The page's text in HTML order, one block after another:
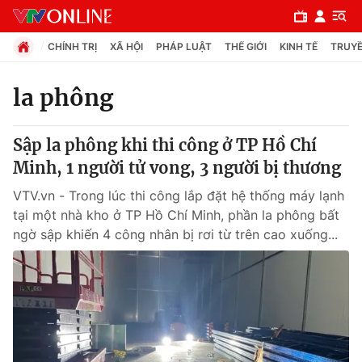
Chuyên mục
Chính trị
Xã hội
Pháp luật
Y tế
Thế giới
CHÍNH TRỊ XÃ HỘI PHÁP LUẬT THẾ GIỚI KINH TẾ
la phông
Sập la phông khi thi công ở TP Hồ Chí
Minh, 1 người tử vong, 3 người bị thương
VTV.vn - Trong lúc thi công lắp đặt hệ thống máy lạnh
tại một nhà kho ở TP Hồ Chí Minh, phần la phông bất
ngờ sập khiến 4 công nhân bị rơi từ trên cao xuống...